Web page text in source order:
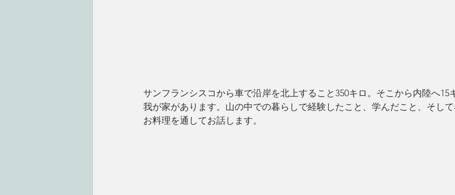
サンフランシスコから車で沿岸を北上すること350キロ。そこから内陸へ15
我が家があります。山の中での暮らしで経験したこと、学んだこと、そし
お料理を通してお話します。